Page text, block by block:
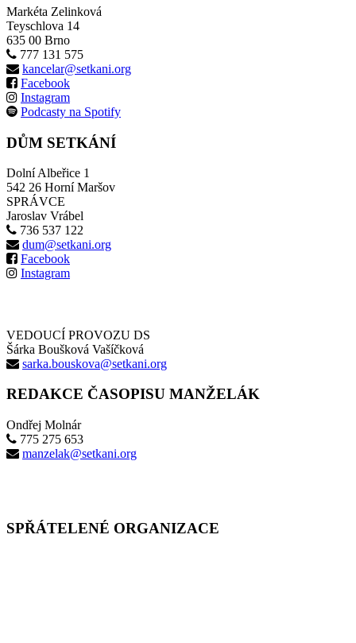
Markéta Zelinková
Teyschlova 14
635 00 Brno
777 131 575
kancelar@setkani.org
Facebook
Instagram
Podcasty na Spotify
DŮM SETKÁNÍ
Dolní Albeřice 1
542 26 Horní Maršov
SPRÁVCE
Jaroslav Vrábel
736 537 122
dum@setkani.org
Facebook
Instagram
VEDOUCÍ PROVOZU DS
Šárka Boušková Vašíčková
sarka.bouskova@setkani.org
REDAKCE ČASOPISU MANŽELÁK
Ondřej Molnár
775 275 653
manzelak@setkani.org
SPŘÁTELENÉ ORGANIZACE